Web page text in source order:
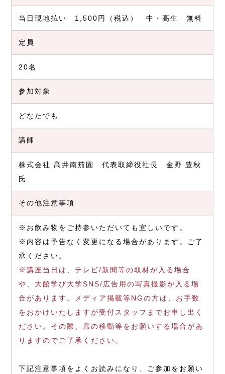
当日現地払い 1,500円（税込） 中・高生 無料
定員
20名
参加対象
どなたでも
講師
株式会社 高井南茄園 代表取締役社長 金野 豊秋
氏
その他注意事項
※お飲み物をご持参いただいても宜しいです。
※内容は予告なく変更になる場合があります。ご了
承ください。
※講座当日は、テレビ/新聞等の取材が入る場合
や、大館学び大学SNS/広告用の写真撮影が入る場
合があります。メディア掲載等NGの方は、お手数
をおかけいたしますが受付スタッフまでお申し出く
ださい。その際、席の移動等をお願いする場合があ
りますのでご了承ください。
下記注意事項をよくお読みになり、ご参加をお願い